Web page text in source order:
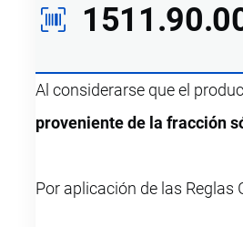
Al considerarse que el
proveniente de la fracción
Por aplicación de las